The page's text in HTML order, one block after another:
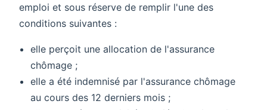
emploi et sous réserve de remplir l'une des
conditions suivantes :
elle perçoit une allocation de l'assurance
chômage ;
elle a été indemnisé par l'assurance chômage
au cours des 12 derniers mois ;